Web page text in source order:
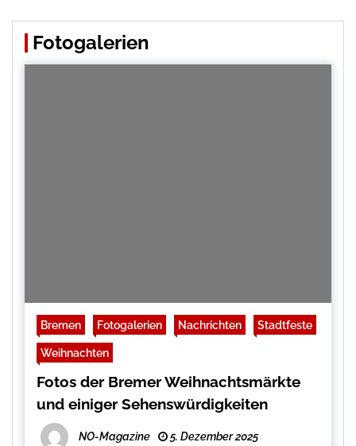
Fotogalerien
Bremen Fotogalerien Nachrichten Stadtfeste
Weihnachten
Fotos der Bremer Weihnachtsmärkte
und einiger Sehenswürdigkeiten
NO-Magazine 5. Dezember 2025